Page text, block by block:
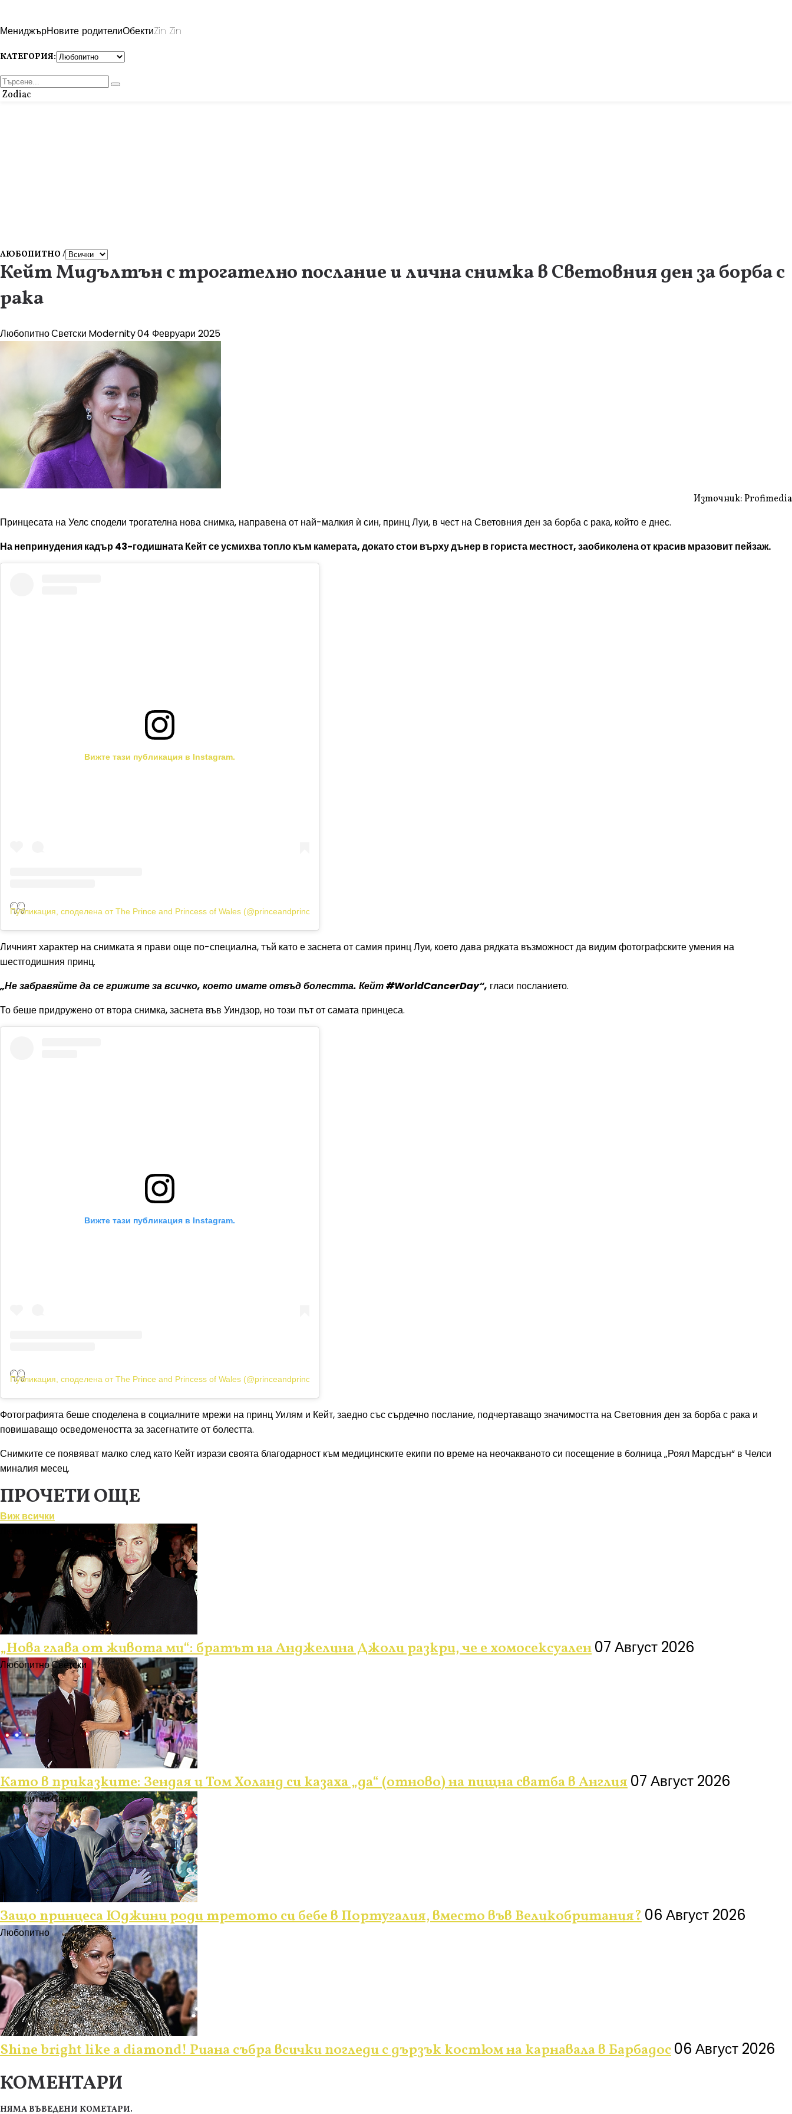
МениджърНовите родителиОбектиZin Zin
КАТЕГОРИЯ:
Zodiac
ЛЮБОПИТНО /
Кейт Мидълтън с трогателно послание и лична снимка в Световния ден за борба с
рака
ЛюбопитноСветски Modernity04 Февруари 2025
Източник: Profimedia
Принцесата на Уелс сподели трогателна нова снимка, направена от най-малкия ѝ син, принц Луи, в чест на Световния ден за борба с рака, който е днес.
На непринудения кадър 43-годишната Кейт се усмихва топло към камерата, докато стои върху дънер в гориста местност, заобиколена от красив мразовит пейзаж.
Вижте тази публикация в Instagram.
Публикация, споделена от The Prince and Princess of Wales (@princeandprincessofwales)
Личният характер на снимката я прави още по-специална, тъй като е заснета от самия принц Луи, което дава рядката възможност да видим фотографските умения на
шестгодишния принц.
„Не забравяйте да се грижите за всичко, което имате отвъд болестта. Кейт #WorldCancerDay“, гласи посланието.
То беше придружено от втора снимка, заснета във Уиндзор, но този път от самата принцеса.
Вижте тази публикация в Instagram.
Публикация, споделена от The Prince and Princess of Wales (@princeandprincessofwales)
Фотографията беше споделена в социалните мрежи на принц Уилям и Кейт, заедно със сърдечно послание, подчертаващо значимостта на Световния ден за борба с рака и
повишаващо осведомеността за засегнатите от болестта.
Снимките се появяват малко след като Кейт изрази своята благодарност към медицинските екипи по време на неочакваното си посещение в болница „Роял Марсдън“ в Челси
миналия месец.
ПРОЧЕТИ ОЩЕ
Виж всички
„Нова глава от живота ми“: братът на Анджелина Джоли разкри, че е хомосексуален07 Август 2026
ЛюбопитноСветски
Като в приказките: Зендая и Том Холанд си казаха „да“ (отново) на пищна сватба в Англия07 Август 2026
ЛюбопитноСветски
Защо принцеса Юджини роди третото си бебе в Португалия, вместо във Великобритания?06 Август 2026
Любопитно
Shine bright like a diamond! Риана събра всички погледи с дързък костюм на карнавала в Барбадос06 Август 2026
КОМЕНТАРИ
НЯМА ВЪВЕДЕНИ КОМЕТАРИ.